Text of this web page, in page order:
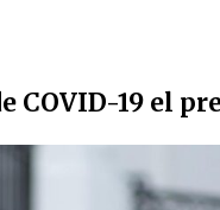
COVID-19 el